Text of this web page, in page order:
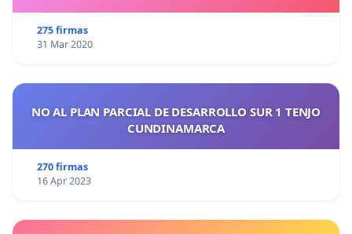
275 firmas
31 Mar 2020
NO AL PLAN PARCIAL DE DESARROLLO SUR 1 TENJO
CUNDINAMARCA
270 firmas
16 Apr 2023